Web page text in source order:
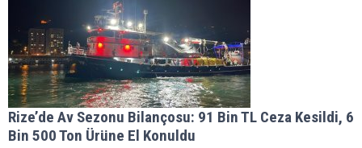
Rize’de Av Sezonu Bilançosu: 91 Bin TL Ceza Kesildi, 6
Bin 500 Ton Ürüne El Konuldu